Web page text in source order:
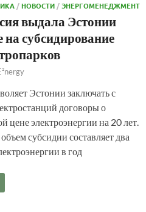
/НОВОСТИ /ЭНЕРГОМЕНЕДЖМЕНТ
выдала Эстонии
на субсидирование
Эстонии заключать с
договоры о
цене электроэнергии на 20 лет.
субсидии составляет два
в год